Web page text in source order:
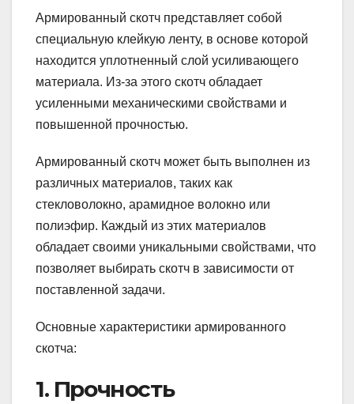
Армированный скотч представляет собой
специальную клейкую ленту, в основе которой
находится уплотненный слой усиливающего
материала. Из-за этого скотч обладает
усиленными механическими свойствами и
повышенной прочностью.
Армированный скотч может быть выполнен из
различных материалов, таких как
стекловолокно, арамидное волокно или
полиэфир. Каждый из этих материалов
обладает своими уникальными свойствами, что
позволяет выбирать скотч в зависимости от
поставленной задачи.
Основные характеристики армированного
скотча:
1. Прочность